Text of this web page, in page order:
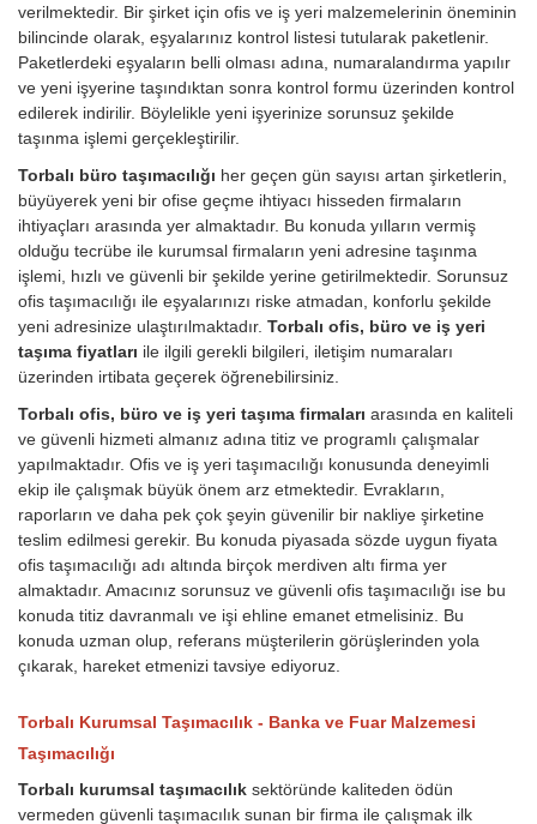
verilmektedir. Bir şirket için ofis ve iş yeri malzemelerinin öneminin
bilincinde olarak, eşyalarınız kontrol listesi tutularak paketlenir.
Paketlerdeki eşyaların belli olması adına, numaralandırma yapılır
ve yeni işyerine taşındıktan sonra kontrol formu üzerinden kontrol
edilerek indirilir. Böylelikle yeni işyerinize sorunsuz şekilde
taşınma işlemi gerçekleştirilir.
Torbalı büro taşımacılığı her geçen gün sayısı artan şirketlerin,
büyüyerek yeni bir ofise geçme ihtiyacı hisseden firmaların
ihtiyaçları arasında yer almaktadır. Bu konuda yılların vermiş
olduğu tecrübe ile kurumsal firmaların yeni adresine taşınma
işlemi, hızlı ve güvenli bir şekilde yerine getirilmektedir. Sorunsuz
ofis taşımacılığı ile eşyalarınızı riske atmadan, konforlu şekilde
yeni adresinize ulaştırılmaktadır. Torbalı ofis, büro ve iş yeri
taşıma fiyatları ile ilgili gerekli bilgileri, iletişim numaraları
üzerinden irtibata geçerek öğrenebilirsiniz.
Torbalı ofis, büro ve iş yeri taşıma firmaları arasında en kaliteli
ve güvenli hizmeti almanız adına titiz ve programlı çalışmalar
yapılmaktadır. Ofis ve iş yeri taşımacılığı konusunda deneyimli
ekip ile çalışmak büyük önem arz etmektedir. Evrakların,
raporların ve daha pek çok şeyin güvenilir bir nakliye şirketine
teslim edilmesi gerekir. Bu konuda piyasada sözde uygun fiyata
ofis taşımacılığı adı altında birçok merdiven altı firma yer
almaktadır. Amacınız sorunsuz ve güvenli ofis taşımacılığı ise bu
konuda titiz davranmalı ve işi ehline emanet etmelisiniz. Bu
konuda uzman olup, referans müşterilerin görüşlerinden yola
çıkarak, hareket etmenizi tavsiye ediyoruz.
Torbalı Kurumsal Taşımacılık - Banka ve Fuar Malzemesi
Taşımacılığı
Torbalı kurumsal taşımacılık sektöründe kaliteden ödün
vermeden güvenli taşımacılık sunan bir firma ile çalışmak ilk